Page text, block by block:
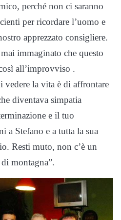
perché non ci saranno
per ricordare l’uomo e
apprezzato consigliere.
immaginato che questo
all’improvviso .
la vita è di affrontare
diventava simpatia
e il tuo
a Stefano e a tutta la sua
Resti muto, non c’è un
montagna”.